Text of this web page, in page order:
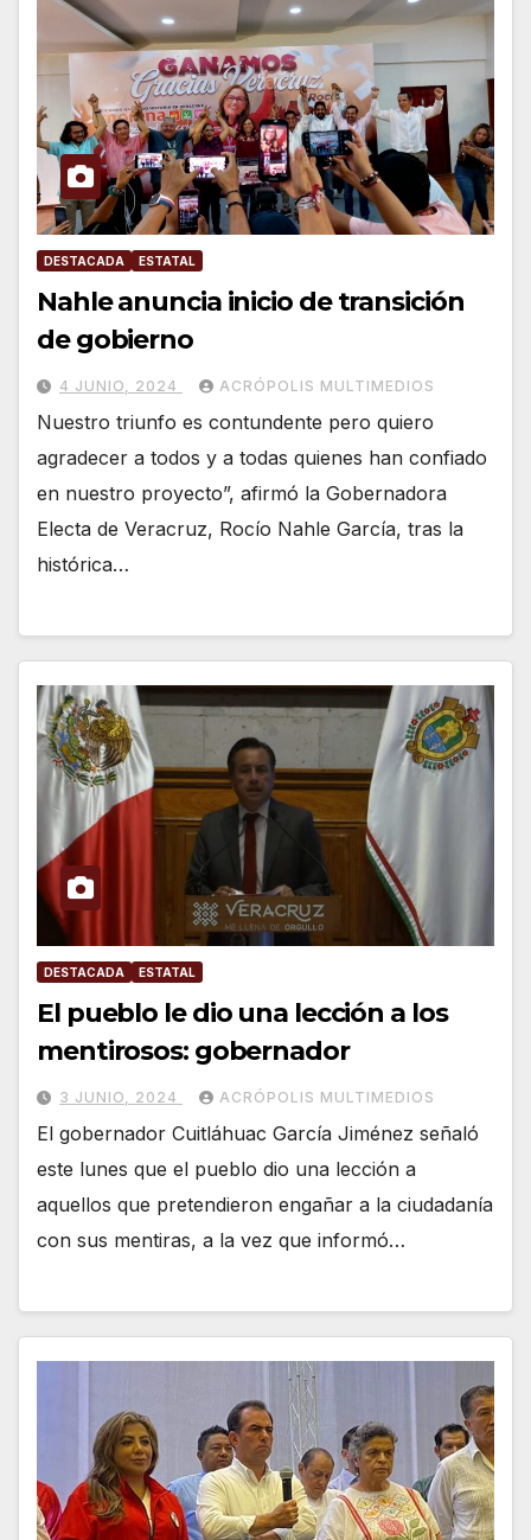
DESTACADA ESTATAL
Nahle anuncia inicio de transición
de gobierno
4 JUNIO, 2024 ACRÓPOLIS MULTIMEDIOS
Nuestro triunfo es contundente pero quiero
agradecer a todos y a todas quienes han confiado
en nuestro proyecto”, afirmó la Gobernadora
Electa de Veracruz, Rocío Nahle García, tras la
histórica…
DESTACADA ESTATAL
El pueblo le dio una lección a los
mentirosos: gobernador
3 JUNIO, 2024 ACRÓPOLIS MULTIMEDIOS
El gobernador Cuitláhuac García Jiménez señaló
este lunes que el pueblo dio una lección a
aquellos que pretendieron engañar a la ciudadanía
con sus mentiras, a la vez que informó…